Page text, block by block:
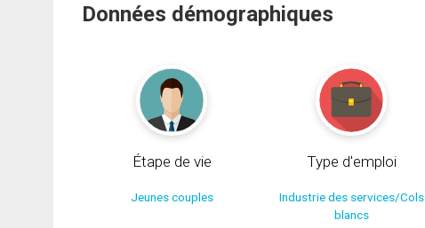
Données démographiques
Étape de vie
Jeunes couples
Type d'emploi
Industrie des services/Cols
blancs